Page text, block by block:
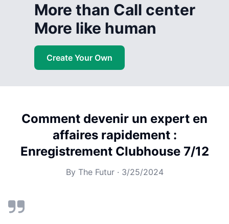
More than Call center
More like human
Create Your Own
Comment devenir un expert en
affaires rapidement :
Enregistrement Clubhouse 7/12
By The Futur· 3/25/2024